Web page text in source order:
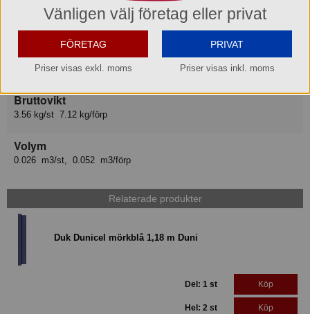
EAN hel förp
EAN hel pall
7321041854722
Bruttovikt
3.56 kg/st 7.12 kg/förp
Volym
0.026 m3/st, 0.052 m3/förp
Relaterade produkter
Duk Dunicel mörkblå 1,18 m Duni
Del: 1 st Köp
Hel: 2 st Köp
Vänligen välj företag eller privat
FÖRETAG
Priser visas exkl. moms
PRIVAT
Priser visas inkl. moms